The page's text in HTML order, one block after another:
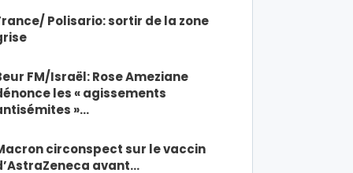
Polisario: sortir de la zone
FM/Israël: Rose Ameziane
les « agissements
»…
circonspect sur le vaccin
avant…